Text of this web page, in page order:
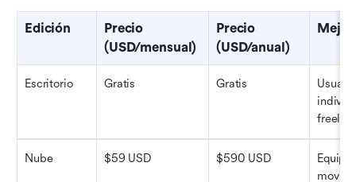
Edición
Precio
(USD/mensual)
Precio
(USD/anual)
Escritorio Gratis Gratis
Nube $59 USD $590 USD